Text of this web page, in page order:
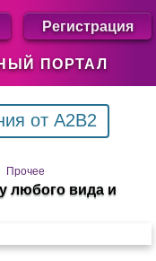
ПОРТАЛ
Регистрация
от A2B2
Прочее
любого вида и